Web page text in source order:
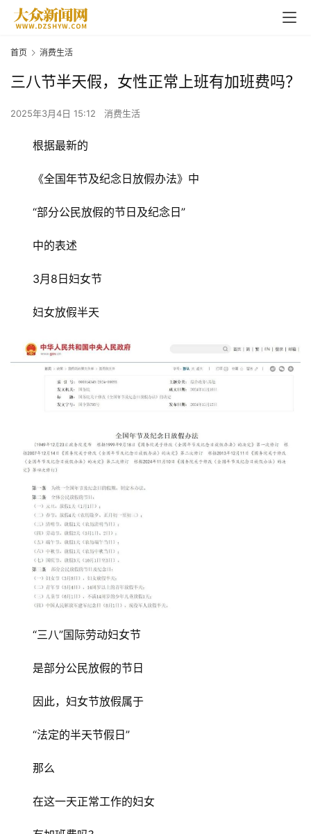
首页 消费生活
三八节半天假，女性正常上班有加班费吗？
2025年3月4日 15:12 消费生活
根据最新的
《全国年节及纪念日放假办法》中
“部分公民放假的节日及纪念日”
中的表述
3月8日妇女节
妇女放假半天
“三八”国际劳动妇女节
是部分公民放假的节日
因此，妇女节放假属于
“法定的半天节假日”
那么
在这一天正常工作的妇女